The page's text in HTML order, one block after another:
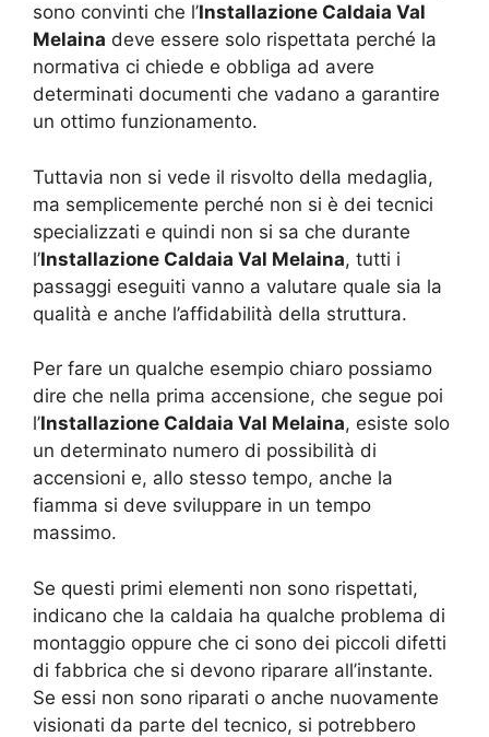
sono convinti che l’Installazione Caldaia Val
Melaina deve essere solo rispettata perché la
normativa ci chiede e obbliga ad avere
determinati documenti che vadano a garantire
un ottimo funzionamento.
Tuttavia non si vede il risvolto della medaglia,
ma semplicemente perché non si è dei tecnici
specializzati e quindi non si sa che durante
l’Installazione Caldaia Val Melaina, tutti i
passaggi eseguiti vanno a valutare quale sia la
qualità e anche l’affidabilità della struttura.
Per fare un qualche esempio chiaro possiamo
dire che nella prima accensione, che segue poi
l’Installazione Caldaia Val Melaina, esiste solo
un determinato numero di possibilità di
accensioni e, allo stesso tempo, anche la
fiamma si deve sviluppare in un tempo
massimo.
Se questi primi elementi non sono rispettati,
indicano che la caldaia ha qualche problema di
montaggio oppure che ci sono dei piccoli difetti
di fabbrica che si devono riparare all’instante.
Se essi non sono riparati o anche nuovamente
visionati da parte del tecnico, si potrebbero